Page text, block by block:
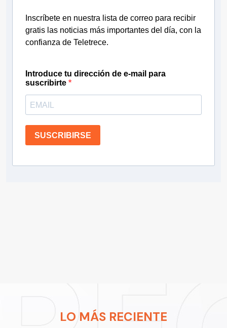
Inscríbete en nuestra lista de correo para recibir
gratis las noticias más importantes del día, con la
confianza de Teletrece.
Introduce tu dirección de e-mail para
suscribirte
SUSCRIBIRSE
LO MÁS RECIENTE